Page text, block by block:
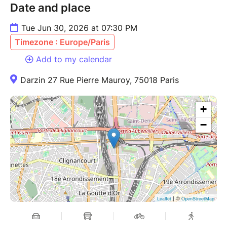
Date and place
Tue Jun 30, 2026 at 07:30 PM
Timezone : Europe/Paris
Add to my calendar
Darzin 27 Rue Pierre Mauroy, 75018 Paris
+
−
Leaflet | ©OpenStreetMap